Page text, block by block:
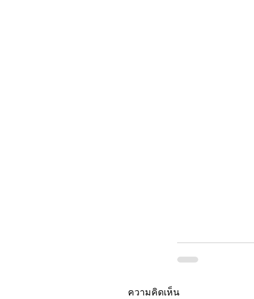
ความคิดเห็น